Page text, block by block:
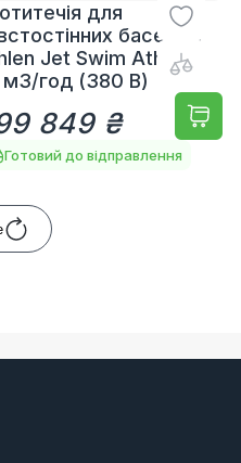
для
басейнів
Jet Swim Athlete
м3/год (380 В)
849 ₴
Готовий до відправлення